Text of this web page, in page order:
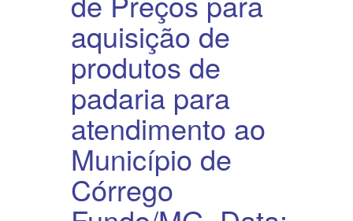
aquisição de
produtos de
padaria para
atendimento ao
Município de
Córrego